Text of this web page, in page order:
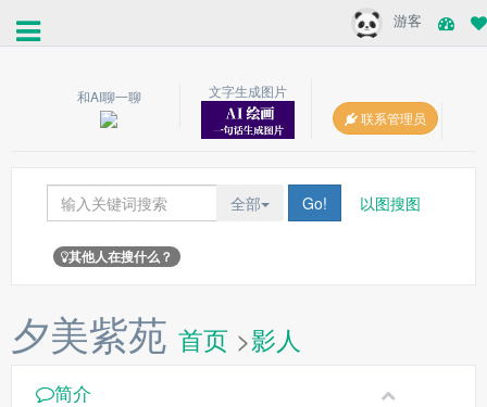
游客
和AI聊一聊
文字生成图片
联系管理员
全部 Go! 以图搜图
其他人在搜什么？
夕美紫苑 首页 >影人
简介